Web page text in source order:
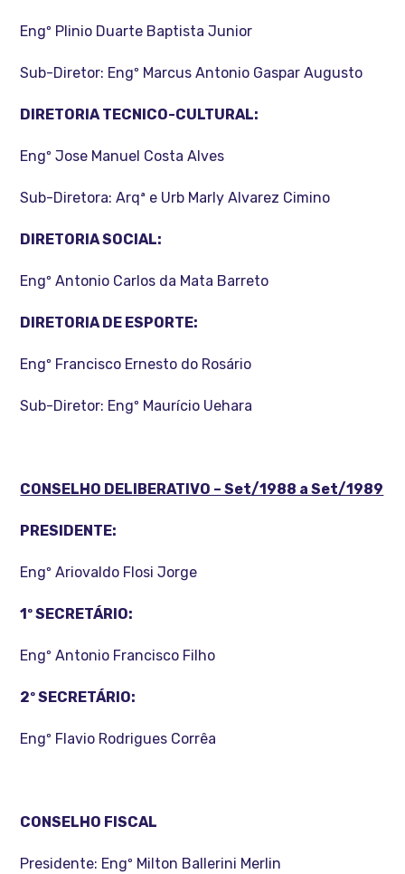
Engº Plinio Duarte Baptista Junior
Sub-Diretor: Engº Marcus Antonio Gaspar Augusto
DIRETORIA TECNICO-CULTURAL:
Engº Jose Manuel Costa Alves
Sub-Diretora: Arqª e Urb Marly Alvarez Cimino
DIRETORIA SOCIAL:
Engº Antonio Carlos da Mata Barreto
DIRETORIA DE ESPORTE:
Engº Francisco Ernesto do Rosário
Sub-Diretor: Engº Maurício Uehara
CONSELHO DELIBERATIVO – Set/1988 a Set/1989
PRESIDENTE:
Engº Ariovaldo Flosi Jorge
1º SECRETÁRIO:
Engº Antonio Francisco Filho
2º SECRETÁRIO:
Engº Flavio Rodrigues Corrêa
CONSELHO FISCAL
Presidente: Engº Milton Ballerini Merlin